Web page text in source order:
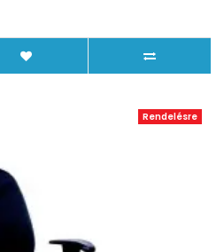
Rendelésre